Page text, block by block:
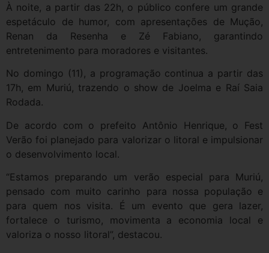
À noite, a partir das 22h, o público confere um grande
espetáculo de humor, com apresentações de Mução,
Renan da Resenha e Zé Fabiano, garantindo
entretenimento para moradores e visitantes.
No domingo (11), a programação continua a partir das
17h, em Muriú, trazendo o show de Joelma e Raí Saia
Rodada.
De acordo com o prefeito Antônio Henrique, o Fest
Verão foi planejado para valorizar o litoral e impulsionar
o desenvolvimento local.
“Estamos preparando um verão especial para Muriú,
pensado com muito carinho para nossa população e
para quem nos visita. É um evento que gera lazer,
fortalece o turismo, movimenta a economia local e
valoriza o nosso litoral”, destacou.